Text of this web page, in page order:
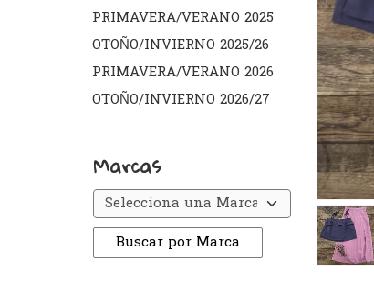
PRIMAVERA/VERANO 2025
OTOÑO/INVIERNO 2025/26
PRIMAVERA/VERANO 2026
OTOÑO/INVIERNO 2026/27
Marcas